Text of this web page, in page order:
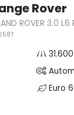
Rover
ROVER 3.0
Euro 6